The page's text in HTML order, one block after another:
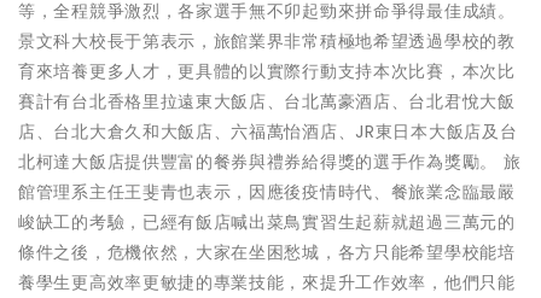
等，全程競爭激烈，各家選手無不卯起勁來拼命爭得最佳成績。
景文科大校長于第表示，旅館業界非常積極地希望透過學校的教
育來培養更多人才，更具體的以實際行動支持本次比賽，本次比
賽計有台北香格里拉遠東大飯店、台北萬豪酒店、台北君悅大飯
店、台北大倉久和大飯店、六福萬怡酒店、JR東日本大飯店及台
北柯達大飯店提供豐富的餐券與禮券給得獎的選手作為獎勵。 旅
館管理系主任王斐青也表示，因應後疫情時代、餐旅業念臨最嚴
峻缺工的考驗，已經有飯店喊出菜鳥實習生起薪就超過三萬元的
條件之後，危機依然，大家在坐困愁城，各方只能希望學校能培
養學生更高效率更敏捷的專業技能，來提升工作效率，他們只能